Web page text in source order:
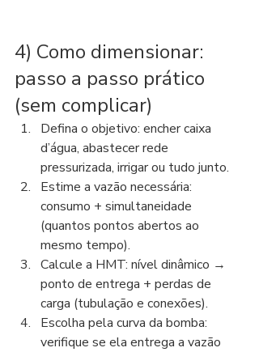
4) Como dimensionar:
passo a passo prático
(sem complicar)
Defina o objetivo: encher caixa
d’água, abastecer rede
pressurizada, irrigar ou tudo junto.
Estime a vazão necessária:
consumo + simultaneidade
(quantos pontos abertos ao
mesmo tempo).
Calcule a HMT: nível dinâmico →
ponto de entrega + perdas de
carga (tubulação e conexões).
Escolha pela curva da bomba:
verifique se ela entrega a vazão